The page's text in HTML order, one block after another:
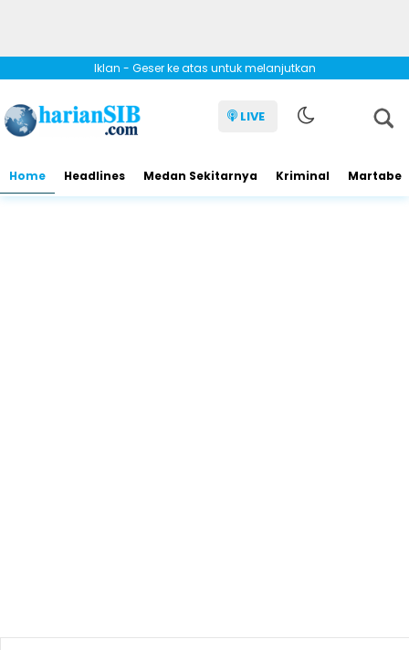
Iklan - Geser ke atas untuk melanjutkan
LIVE
Home Headlines Medan Sekitarnya Kriminal Martabe